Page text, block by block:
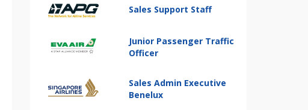
Sales Support Staff
Junior Passenger Traffic
Officer
Sales Admin Executive
Benelux